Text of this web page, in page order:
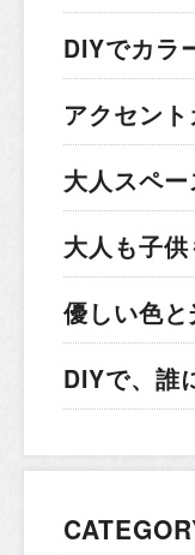
DIYでカラ
アクセン
大人スペ
大人も子
優しい色
DIYで、誰